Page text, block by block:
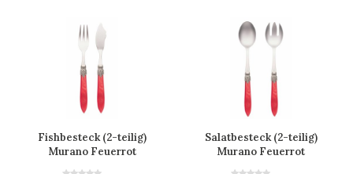
Fishbesteck (2-teilig)
Murano Feuerrot
Salatbesteck (2-teilig)
Murano Feuerrot